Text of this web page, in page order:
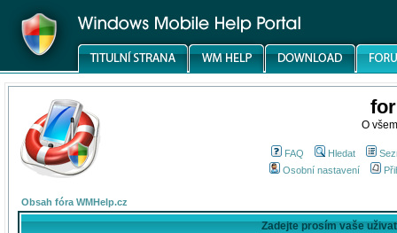
O
FAQ Hledat
Osobní nastavení
Obsah fóra WMHelp.cz
Zadejte prosím vaše